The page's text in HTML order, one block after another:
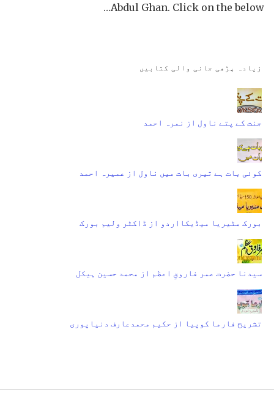
Abdul Ghan. Click on the below…
زیادہ پڑھی جانی والی کتابیں
جنت کے پتے ناول از نمرہ احمد
کوئی بات ہے تیری بات میں ناول از عمیرہ احمد
بورک مٹیریا میڈیکااردو از ڈاکٹر ولیم بورک
سیدنا حضرت عمر فاروقِ اعظم از محمد حسین ہیکل
تشریح فارما کوپیا از حکیم محمدعارف دنیاپوری